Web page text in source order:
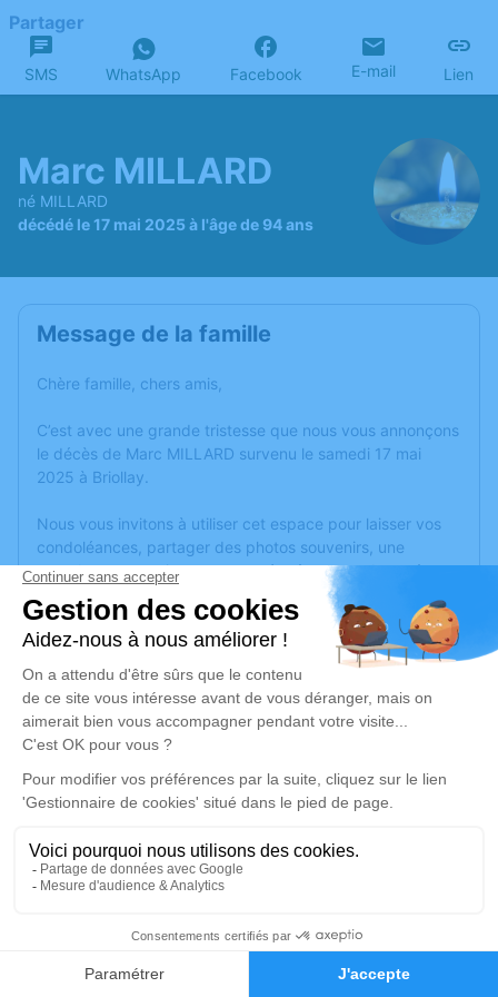
Faire-part Hommages
Partager
SMS WhatsApp Facebook E-mail Lien
Marc MILLARD
né MILLARD
décédé le 17 mai 2025 à l'âge de 94 ans
Message de la famille
Chère famille, chers amis,
C’est avec une grande tristesse que nous vous annonçons
le décès de Marc MILLARD survenu le samedi 17 mai
2025 à Briollay.
Nous vous invitons à utiliser cet espace pour laisser vos
condoléances, partager des photos souvenirs, une
anecdote ou exprimer vos pensées à travers des poèmes
ou des textes. Cet endroit est un lieu d'expression dédié à
honorer la mémoire de Marc MILLARD.
Un service de plantation d’arbre hommage estdisponible
jeudi 22 mai 2025 à 15h00
Église de Briollay
ST MARCEL